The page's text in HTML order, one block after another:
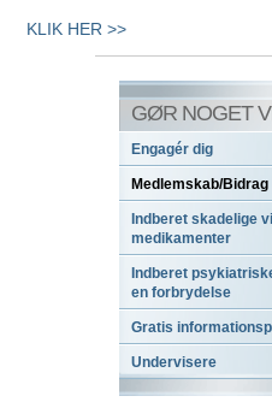
KLIK HER >>
GØR NOGET
Engagér dig
Medlemskab/Bidrag
Indberet skadelige
medikamenter
Indberet
en forbrydelse
Gratis
Undervisere